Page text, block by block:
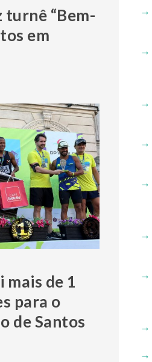
“Bem-
em
de 1
para o
de Santos